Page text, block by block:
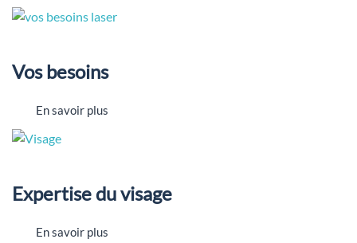
Vos besoins
En savoir plus
Expertise du visage
En savoir plus